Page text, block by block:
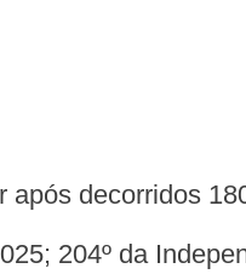
após decorridos
204º da